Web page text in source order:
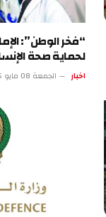
“فخر الوطن”: الإمارات
لحماية صحة الإنسان
الجمعة 08 مايو 1:35 م